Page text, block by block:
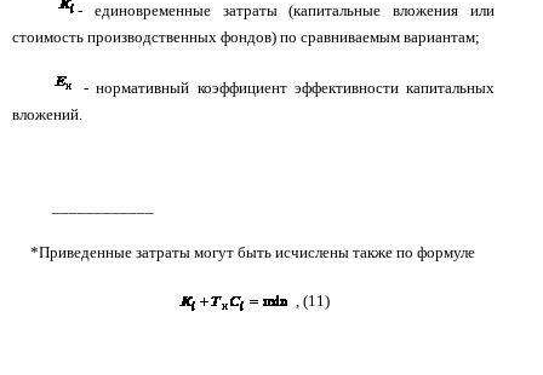
- единовременные затраты (капитальные вложения или
стоимость производственных фондов) по сравниваемым вариантам;
- нормативный коэффициент эффективности капитальных
вложений.
*Приведенные затраты могут быть исчислены также по формуле
, (11)